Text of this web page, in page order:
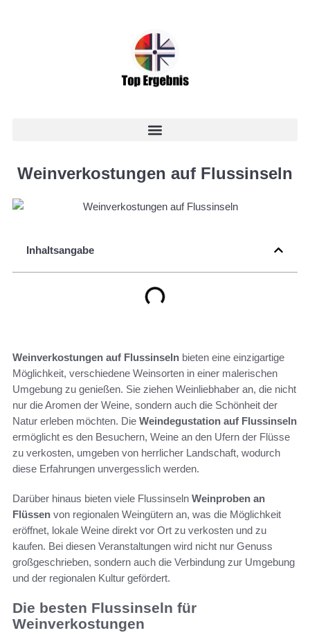
Weinverkostungen auf Flussinseln
Inhaltsangabe
Weinverkostungen auf Flussinseln bieten eine einzigartige
Möglichkeit, verschiedene Weinsorten in einer malerischen
Umgebung zu genießen. Sie ziehen Weinliebhaber an, die nicht
nur die Aromen der Weine, sondern auch die Schönheit der
Natur erleben möchten. Die Weindegustation auf Flussinseln
ermöglicht es den Besuchern, Weine an den Ufern der Flüsse
zu verkosten, umgeben von herrlicher Landschaft, wodurch
diese Erfahrungen unvergesslich werden.
Darüber hinaus bieten viele Flussinseln Weinproben an
Flüssen von regionalen Weingütern an, was die Möglichkeit
eröffnet, lokale Weine direkt vor Ort zu verkosten und zu
kaufen. Bei diesen Veranstaltungen wird nicht nur Genuss
großgeschrieben, sondern auch die Verbindung zur Umgebung
und der regionalen Kultur gefördert.
Die besten Flussinseln für
Weinverkostungen